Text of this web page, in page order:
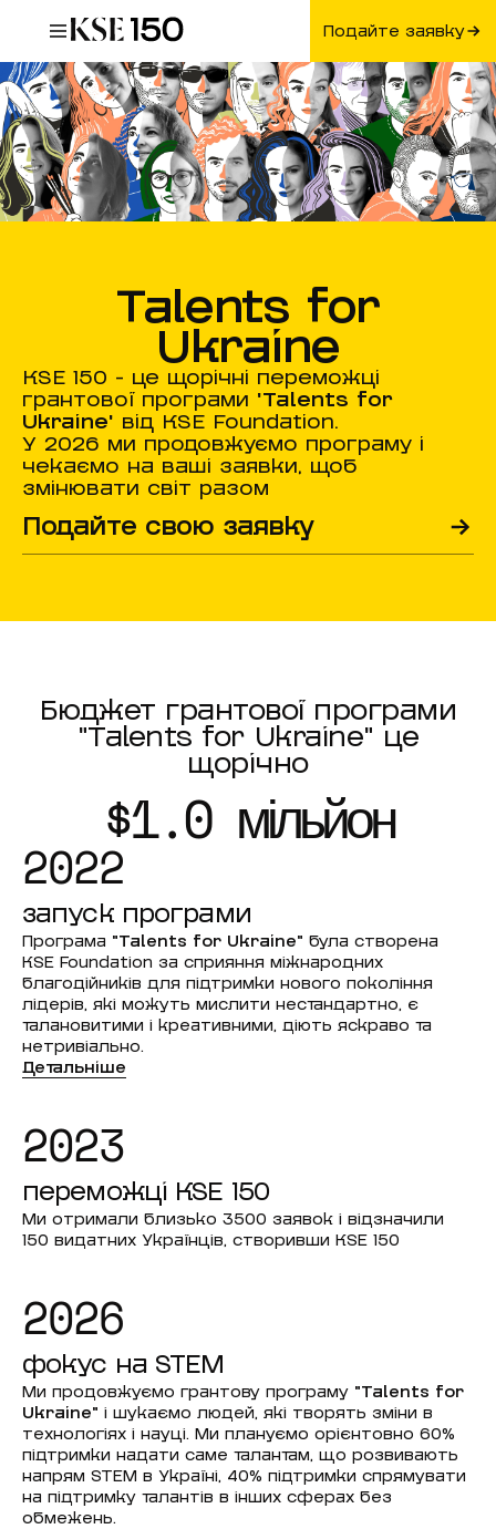
Подайте заявку
Talents for
Ukraine
KSE 150 - це щорічні переможці
грантової програми 'Talents for
Ukraine' від KSE Foundation.
У 2026 ми продовжуємо програму і
чекаємо на ваші заявки, щоб
змінювати світ разом
Подайте свою заявку
Бюджет грантової програми
"Talents for Ukraine" це
щорічно
$1.0 мільйон
2022
запуск програми
Програма "Talents for Ukraine" була створена
KSE Foundation за сприяння міжнародних
благодійників для підтримки нового покоління
лідерів, які можуть мислити нестандартно, є
талановитими і креативними, діють яскраво та
нетривіально.
Детальніше
2023
переможці KSE 150
Ми отримали близько 3500 заявок і відзначили
150 видатних Українців, створивши KSE 150
2026
фокус на STEM
Ми продовжуємо грантову програму "Talents for
Ukraine" і шукаємо людей, які творять зміни в
технологіях і науці. Ми плануємо орієнтовно 60%
підтримки надати саме талантам, що розвивають
напрям STEM в Україні, 40% підтримки спрямувати
на підтримку талантів в інших сферах без
обмежень.